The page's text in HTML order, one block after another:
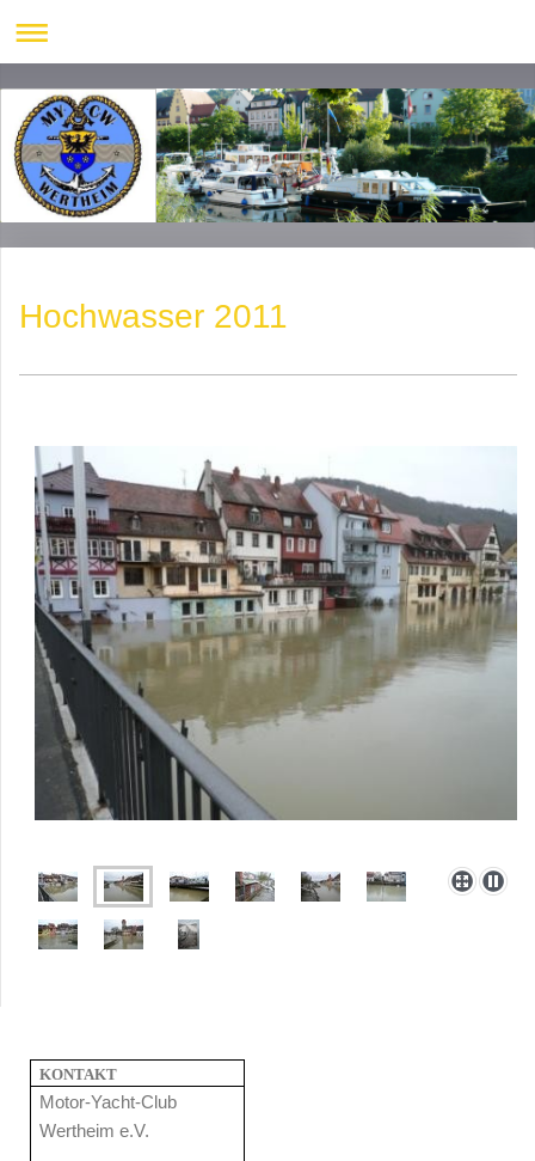
Hochwasser 2011
KONTAKT
Motor-Yacht-Club
Wertheim e.V.